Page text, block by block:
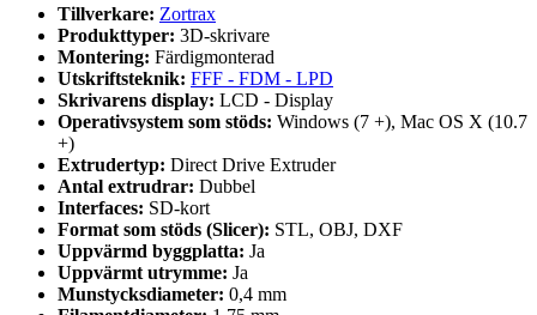
Tillverkare: Zortrax
Produkttyper: 3D-skrivare
Montering: Färdigmonterad
Utskriftsteknik: FFF - FDM - LPD
Skrivarens display: LCD - Display
Operativsystem som stöds: Windows (7 +), Mac OS X (10.7
+)
Extrudertyp: Direct Drive Extruder
Antal extrudrar: Dubbel
Interfaces: SD-kort
Format som stöds (Slicer): STL, OBJ, DXF
Uppvärmd byggplatta: Ja
Uppvärmt utrymme: Ja
Munstycksdiameter: 0,4 mm